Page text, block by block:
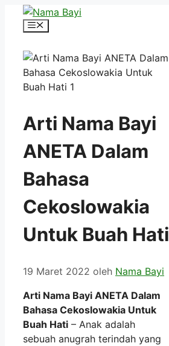
Langsung
Menu
Arti Nama Bayi
ANETA Dalam
Bahasa
Cekoslowakia
Untuk Buah Hati
19 Maret 2022 oleh Nama Bayi
Arti Nama Bayi ANETA Dalam
Bahasa Cekoslowakia Untuk
Buah Hati – Anak adalah
sebuah anugrah terindah yang